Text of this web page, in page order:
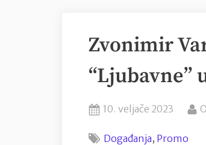
Zvonimir
“Ljubavne”
Posted
10. veljače 2023
Događanja, Promo